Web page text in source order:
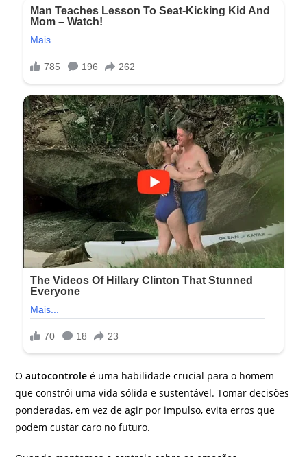
Oautocontrole é uma habilidade crucial para o homem
que constrói uma vida sólida e sustentável. Tomar decisões
ponderadas, em vez de agir por impulso, evita erros que
podem custar caro no futuro.